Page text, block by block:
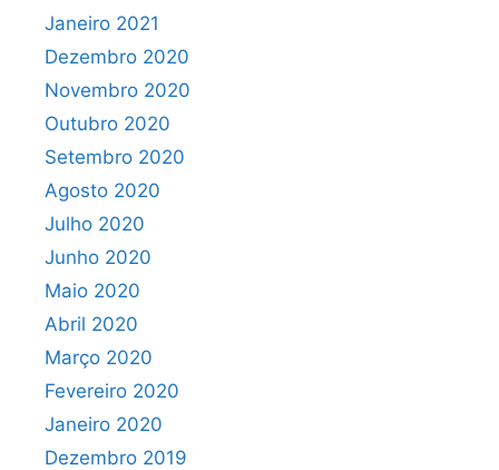
Janeiro 2021
Dezembro 2020
Novembro 2020
Outubro 2020
Setembro 2020
Agosto 2020
Julho 2020
Junho 2020
Maio 2020
Abril 2020
Março 2020
Fevereiro 2020
Janeiro 2020
Dezembro 2019